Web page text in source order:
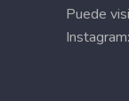
Puede
Instagram: